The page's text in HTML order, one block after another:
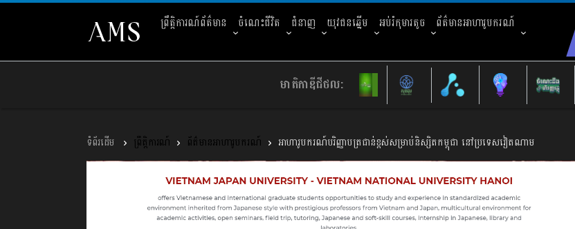
ព្រឹត្តិការណ៍ព័ត៌មាន ចំណេះជីវិត ជំនាញ យុវជនឆ្នើម អប់រំកុមារតូច ព័ត៌មានអាហារូបករណ៍
មាតិកាឌីជីថល:
ព្រឹត្តិការណ៍ ព័ត៌មានអាហារូបករណ៍ អាហារូបករណ៍បរិញ្ញាបត្រជាន់ខ្ពស់សម្រាប់និស្សិតកម្ពុជា នៅប្រទេសវៀតណាម